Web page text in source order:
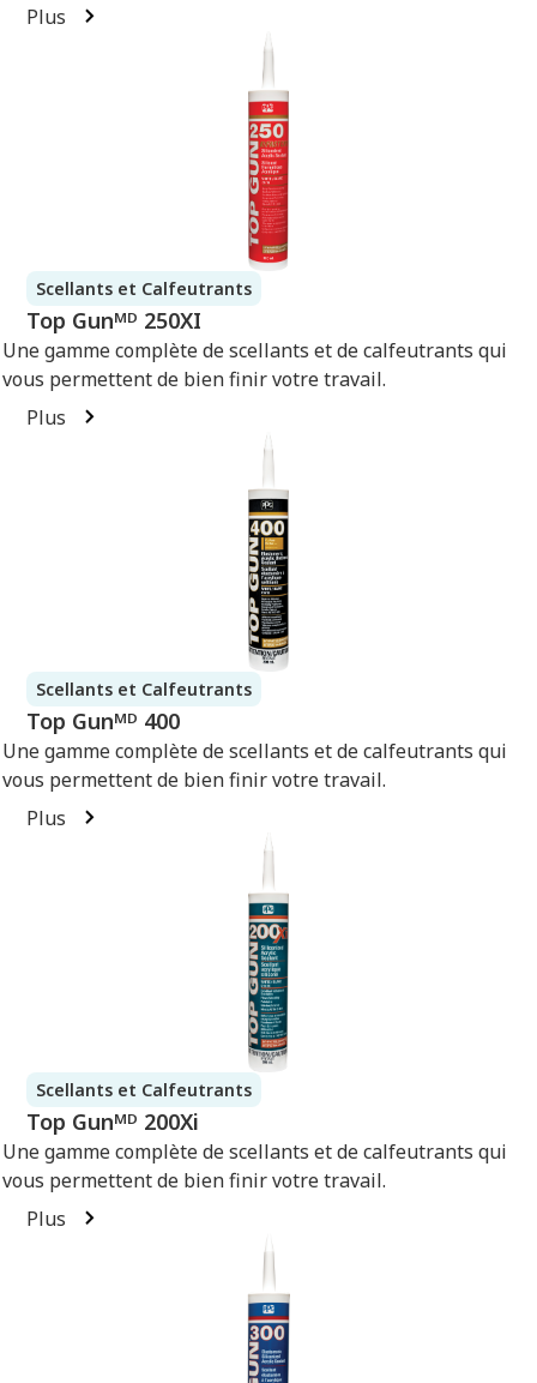
Plus
Scellants et Calfeutrants
Top Gunᴹᴰ 250XI
Une gamme complète de scellants et de calfeutrants qui
vous permettent de bien finir votre travail.
Plus
Scellants et Calfeutrants
Top Gunᴹᴰ 400
Une gamme complète de scellants et de calfeutrants qui
vous permettent de bien finir votre travail.
Plus
Scellants et Calfeutrants
Top Gunᴹᴰ 200Xi
Une gamme complète de scellants et de calfeutrants qui
vous permettent de bien finir votre travail.
Plus